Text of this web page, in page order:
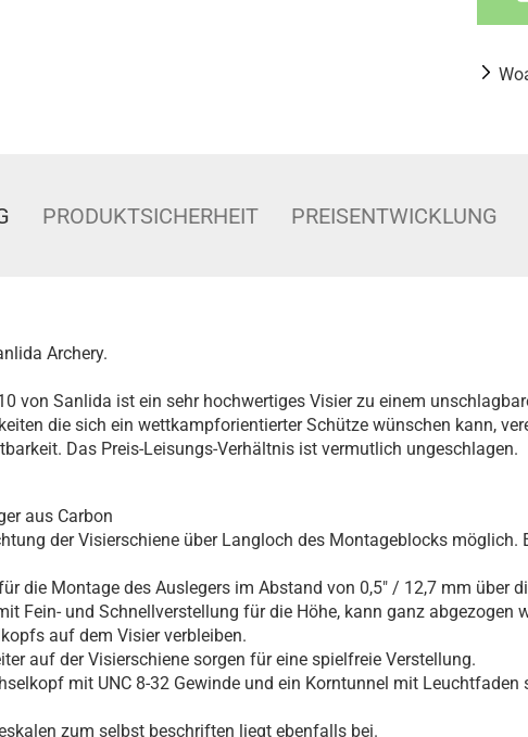
PRODUKTSICHERHEIT PREISENTWICKLUNG
Archery.
von Sanlida ist ein sehr hochwertiges Visier zu einem
die sich ein wettkampforientierter Schütze wünschen kann,
Das Preis-Leisungs-Verhältnis ist vermutlich ungeschlagen.
aus Carbon
der Visierschiene über Langloch des Montageblocks möglich.
die Montage des Auslegers im Abstand von 0,5" / 12,7 mm über
Fein- und Schnellverstellung für die Höhe, kann ganz abgezogen
auf dem Visier verbleiben.
auf der Visierschiene sorgen für eine spielfreie Verstellung.
mit UNC 8-32 Gewinde und ein Korntunnel mit
zum selbst beschriften liegt ebenfalls bei.